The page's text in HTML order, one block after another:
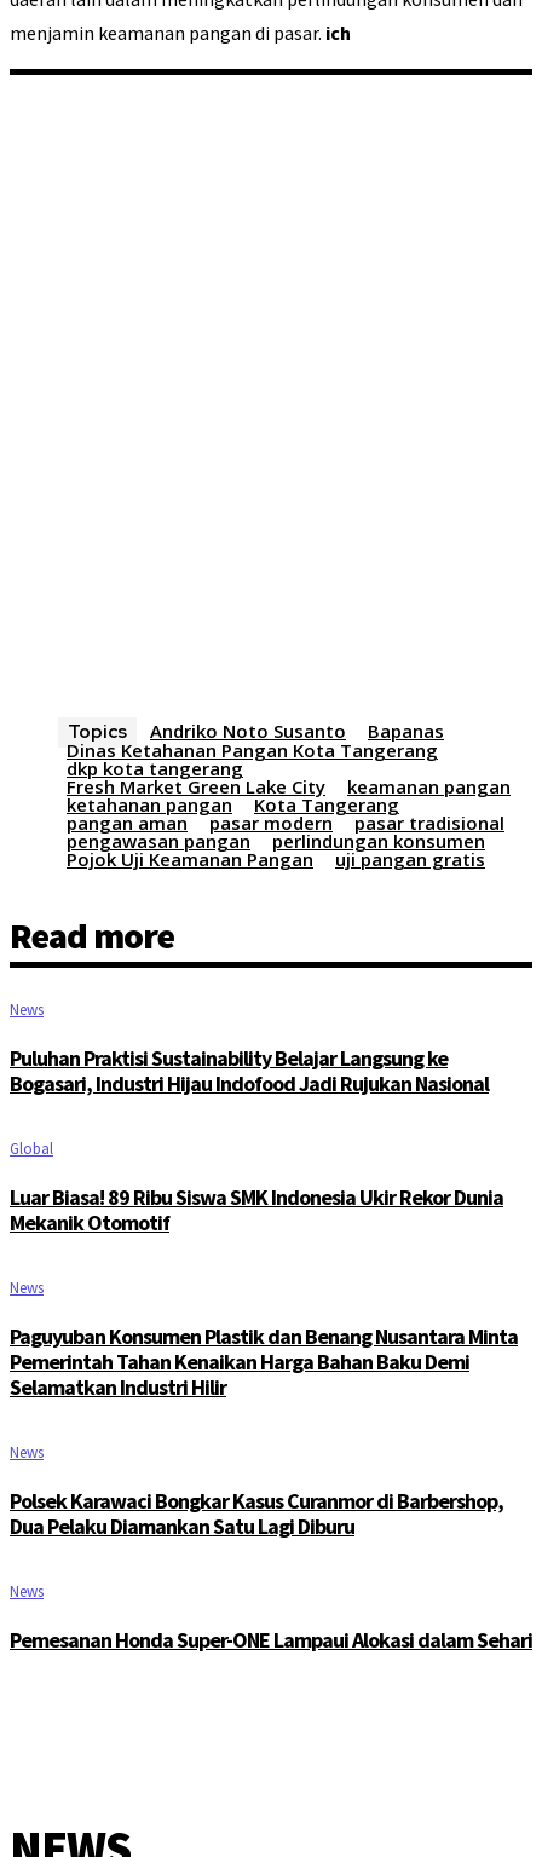
menjamin keamanan pangan di pasar. ich
Topics Andriko Noto Susanto
Bapanas
Dinas Ketahanan Pangan Kota Tangerang
dkp kota tangerang
Fresh Market Green Lake City keamanan pangan
ketahanan pangan Kota Tangerang
pangan aman pasar modern pasar tradisional
pengawasan pangan perlindungan konsumen
Pojok Uji Keamanan Pangan uji pangan gratis
Read more
News
Puluhan Praktisi Sustainability Belajar Langsung ke
Bogasari, Industri Hijau Indofood Jadi Rujukan Nasional
Global
Luar Biasa! 89 Ribu Siswa SMK Indonesia Ukir Rekor Dunia
Mekanik Otomotif
News
Paguyuban Konsumen Plastik dan Benang Nusantara Minta
Pemerintah Tahan Kenaikan Harga Bahan Baku Demi
Selamatkan Industri Hilir
News
Polsek Karawaci Bongkar Kasus Curanmor di Barbershop,
Dua Pelaku Diamankan Satu Lagi Diburu
News
Pemesanan Honda Super-ONE Lampaui Alokasi dalam Sehari